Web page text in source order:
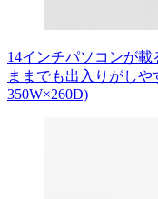
14インチパソコンが
ままでも出入りがしや
350W×260D)